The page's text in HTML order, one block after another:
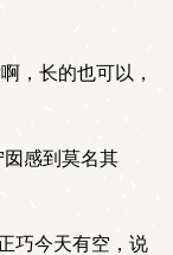
，长的也可以，
囡感到莫名其
巧今天有空，说